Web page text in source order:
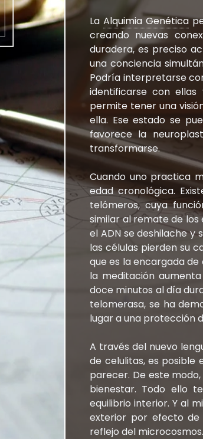
LaAlquimia Genética
creando nuevas
duradera, es preciso
una conciencia
Podría interpretarse
identificarse con
permite tener una
ella. Ese estado se
favorece la
transformarse.
Cuando uno practica
edad cronológica.
telómeros, cuya
similar al remate de los
el ADN se deshilache y
las células pierden su
que es la encargada
la meditación
doce minutos al día
telomerasa, se ha
lugar a una protección
A través del nuevo
de celulitas, es posible
parecer. De este
bienestar. Todo ello
equilibrio interior. Y al
exterior por efecto de
reflejo del